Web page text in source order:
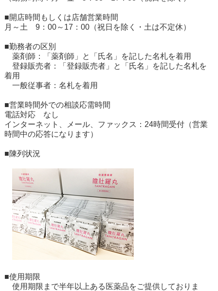
■開店時間もしくは店舗営業時間
月～土 9：00～17：00（祝日を除く・土は不定休）
■勤務者の区別
薬剤師：「薬剤師」と「氏名」を記した名札を着用
登録販売者：「登録販売者」と「氏名」を記した名札を
着用
一般従事者：名札を着用
■営業時間外での相談応需時間
電話対応 なし
インターネット、メール、ファックス：24時間受付（営業
時間中の応答になります）
■陳列状況
■使用期限
使用期限まで半年以上ある医薬品をご提供しておりま